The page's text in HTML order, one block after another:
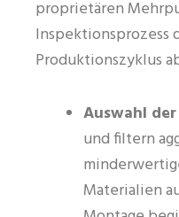
proprietären
Inspektionsprozess
Produktionszyklus
Auswahl
und filtern
Materialien